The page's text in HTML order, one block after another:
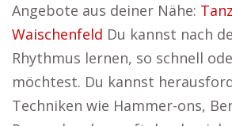
Angebote aus deiner Nähe:
Waischenfeld Du kannst nach
Rhythmus lernen, so schnell
möchtest. Du kannst
Techniken wie Hammer-ons,